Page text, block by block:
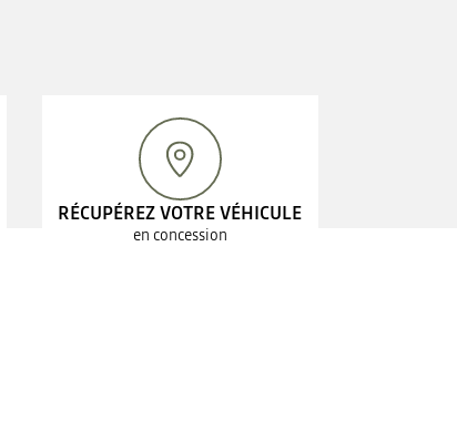
RÉCUPÉREZ VOTRE VÉHICULE
en concession